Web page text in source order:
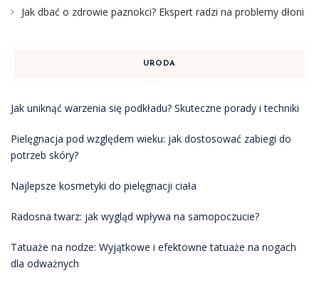
Jak dbać o zdrowie paznokci? Ekspert radzi na problemy dłoni
URODA
Jak uniknąć warzenia się podkładu? Skuteczne porady i techniki
Pielęgnacja pod względem wieku: jak dostosować zabiegi do
potrzeb skóry?
Najlepsze kosmetyki do pielęgnacji ciała
Radosna twarz: jak wygląd wpływa na samopoczucie?
Tatuaże na nodze: Wyjątkowe i efektowne tatuaże na nogach
dla odważnych